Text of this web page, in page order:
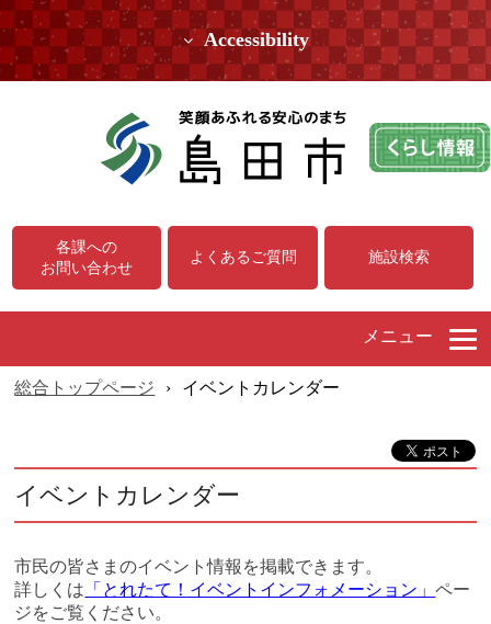
Accessibility
各課への
お問い合わせ
よくあるご質問 施設検索
メニュー
総合トップページ › イベントカレンダー
イベントカレンダー
市民の皆さまのイベント情報を掲載できます。
詳しくは 「とれたて！イベントインフォメーション」ペー
ジをご覧ください。